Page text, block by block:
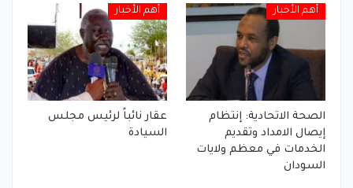
أهم الأخبار
الصحة الاتحادية: إنتظام
إيصال الامداد وتقديم
الخدمات في معظم ولايات
السودان
أهم الأخبار
عقار نائباً لرئيس مجلس
السيادة